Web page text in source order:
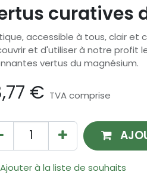
curatives
accessible à tous, clair et
et d'utiliser à notre profit
vertus du magnésium.
€ TVA comprise
Ajouter à la liste de souhaits